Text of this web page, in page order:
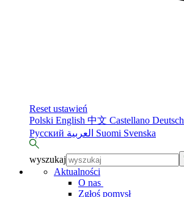
Reset ustawień
Polski English 中文 Castellano Deutsch
Русский
Suomi Svenska
wyszukaj
Aktualności
O nas
Zgłoś pomysł